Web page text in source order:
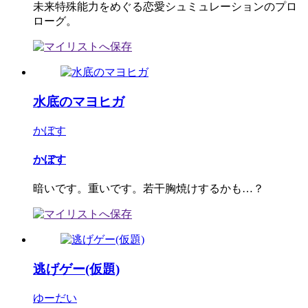
未来特殊能力をめぐる恋愛シュミュレーションのプロ
ローグ。
水底のマヨヒガ
かぼす
かぼす
暗いです。重いです。若干胸焼けするかも…？
逃げゲー(仮題)
ゆーだい